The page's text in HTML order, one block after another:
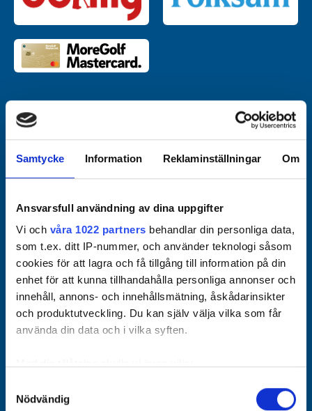
Samtycke Information Reklaminställningar Om
Ansvarsfull användning av dina uppgifter
Vi och våra 1022 partners behandlar din personliga data,
som t.ex. ditt IP-nummer, och använder teknologi såsom
cookies för att lagra och få tillgång till information på din
enhet för att kunna tillhandahålla personliga annonser och
innehåll, annons- och innehållsmätning, åskådarinsikter
och produktutveckling. Du kan själv välja vilka som får
använda din data och i vilka syften.
kan ha en noggrannhet på upp till flera meter
Nödvändig
Officiella partners